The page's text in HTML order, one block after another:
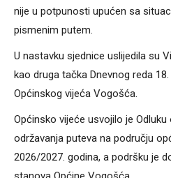
nije u potpunosti upućen sa
pismenim putem.
U nastavku sjednice uslijedila su
kao druga tačka Dnevnog reda
Općinskog vijeća Vogošća.
Općinsko vijeće usvojilo je
održavanja puteva na području
2026/2027. godina, a podršku je